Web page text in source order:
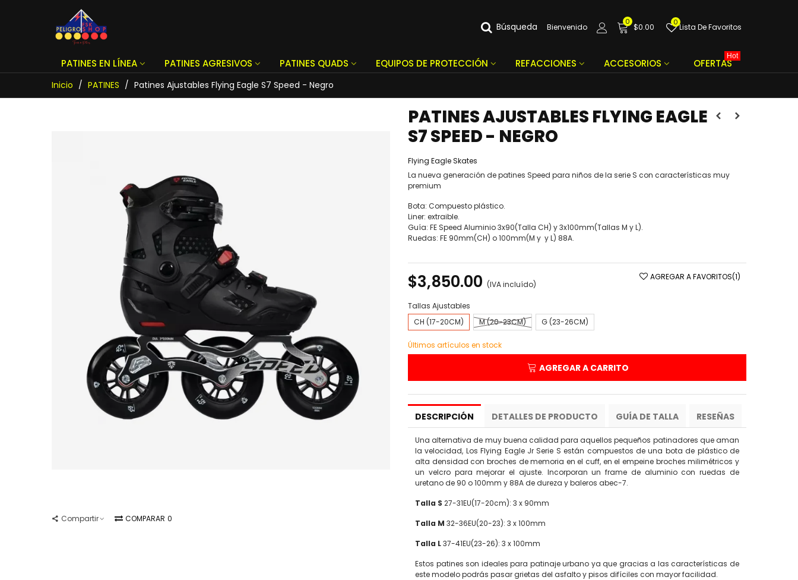
Búsqueda Bienvenido
0
$0.00
0
Lista De Favoritos
PATINES EN LÍNEA PATINES AGRESIVOS PATINES QUADS EQUIPOS DE PROTECCIÓN REFACCIONES ACCESORIOS OFERTAS
Hot
Inicio / PATINES / Patines Ajustables Flying Eagle S7 Speed - Negro
Compartir COMPARAR 0
PATINES AJUSTABLES FLYING EAGLE
S7 SPEED - NEGRO
Flying Eagle Skates
La nueva generación de patines Speed para niños de la serie S con características muy
premium
Bota: Compuesto plástico.
Liner: extraible.
Guía: FE Speed Aluminio 3x90(Talla CH) y 3x100mm(Tallas M y L).
Ruedas: FE 90mm(CH) o 100mm(M y y L) 88A.
$3,850.00 (IVA incluído)
AGREGAR A FAVORITOS(1)
Tallas Ajustables
CH (17-20CM)
M (20-23CM) G (23-26CM)
Últimos artículos en stock
AGREGAR A CARRITO
DESCRIPCIÓN DETALLES DE PRODUCTO GUÍA DE TALLA RESEÑAS
Una alternativa de muy buena calidad para aquellos pequeños patinadores que aman
la velocidad, Los Flying Eagle Jr Serie S están compuestos de una bota de plástico de
alta densidad con broches de memoria en el cuff, en el empeine broches milimétricos y
un velcro para mejorar el ajuste. Incorporan un frame de aluminio con ruedas de
uretano de 90 o 100mm y 88A de dureza y baleros abec-7.
Talla S 27-31EU(17-20cm): 3 x 90mm
Talla M 32-36EU(20-23): 3 x 100mm
Talla L37-41EU(23-26): 3 x 100mm
Estos patines son ideales para patinaje urbano ya que gracias a las características de
este modelo podrás pasar grietas del asfalto y pisos difíciles con mayor facilidad.